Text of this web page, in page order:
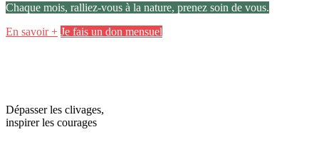
Chaque mois, ralliez-vous à la nature, prenez soin de vous.
En savoir + Je fais un don mensuel
Dépasser les clivages,
inspirer les courages